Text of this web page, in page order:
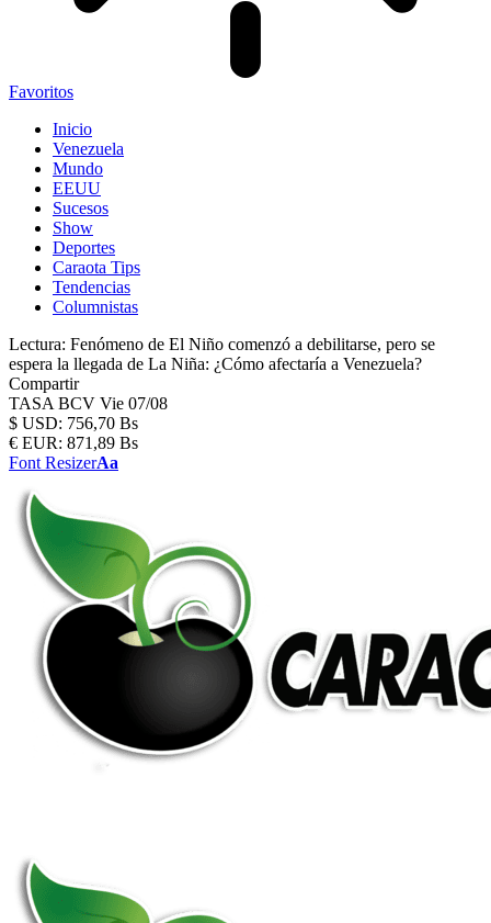
Favoritos
Inicio
Venezuela
Mundo
EEUU
Sucesos
Show
Deportes
Caraota Tips
Tendencias
Columnistas
Lectura: Fenómeno de El Niño comenzó a debilitarse, pero se
espera la llegada de La Niña: ¿Cómo afectaría a Venezuela?
Compartir
TASA BCV Vie 07/08
$ USD: 756,70 Bs
€ EUR: 871,89 Bs
Font ResizerAa